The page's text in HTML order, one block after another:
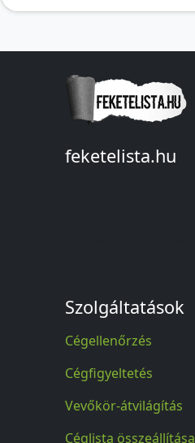
feketelista.hu
Szolgáltatások
Cégellenőrzés
Cégfigyeltetés
Vevőkör-átvilágítás
Céglista összeállítása